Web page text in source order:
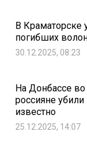
В Краматорске
погибших
30.12.2025, 08:23
На Донбассе
россияне убили
известно
25.12.2025, 14:07